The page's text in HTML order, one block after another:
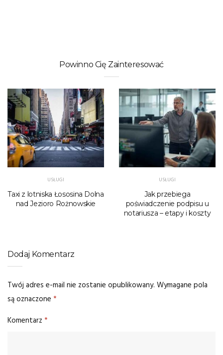
Powinno Cię Zainteresować
USŁUGI
Taxi z lotniska Łososina Dolna
nad Jezioro Rożnowskie
USŁUGI
Jak przebiega
poświadczenie podpisu u
notariusza – etapy i koszty
Dodaj Komentarz
Twój adres e-mail nie zostanie opublikowany. Wymagane pola
są oznaczone *
Komentarz *